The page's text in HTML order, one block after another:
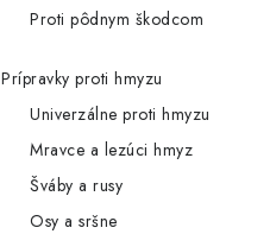
Proti pôdnym škodcom
Prípravky proti hmyzu
Univerzálne proti hmyzu
Mravce a lezúci hmyz
Šváby a rusy
Osy a sršne